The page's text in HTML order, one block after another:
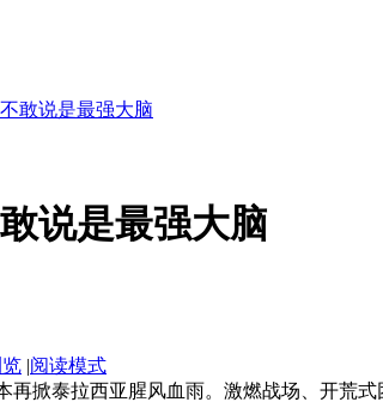
敢说是最强大脑
说是最强大脑
|阅读模式
掀泰拉西亚腥风血雨。激燃战场、开荒